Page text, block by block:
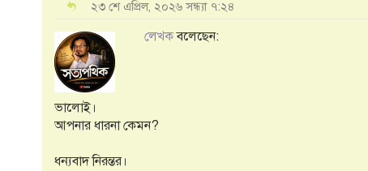
২৩ শে এপ্রিল, ২০২৬ সন্ধ্যা ৭:২৪
লেখকবলেছেন:
ভালোই।
আপনার ধারনা কেমন?
ধন্যবাদ নিরন্তর।